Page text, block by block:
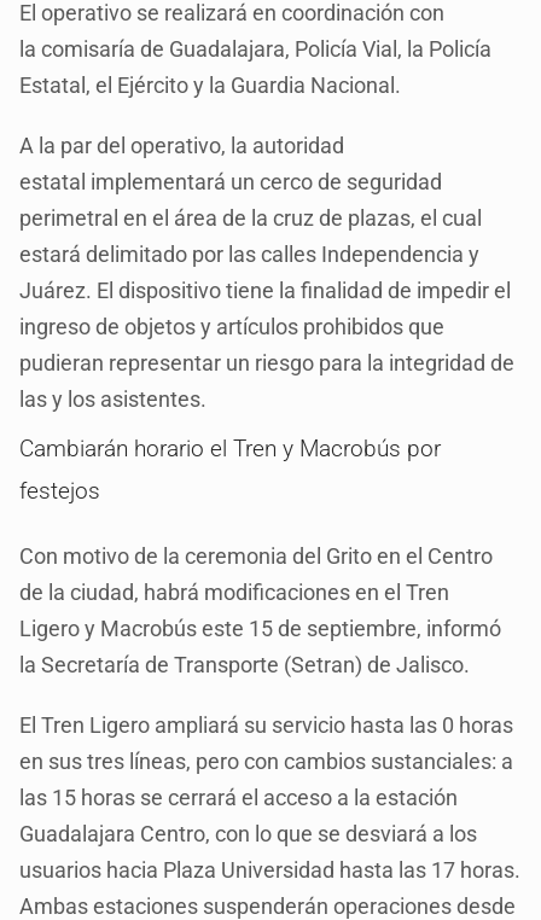
El operativo se realizará en coordinación con
la comisaría de Guadalajara, Policía Vial, la Policía
Estatal, el Ejército y la Guardia Nacional.
A la par del operativo, la autoridad
estatal implementará un cerco de seguridad
perimetral en el área de la cruz de plazas, el cual
estará delimitado por las calles Independencia y
Juárez. El dispositivo tiene la finalidad de impedir el
ingreso de objetos y artículos prohibidos que
pudieran representar un riesgo para la integridad de
las y los asistentes.
Cambiarán horario el Tren y Macrobús por
festejos
Con motivo de la ceremonia del Grito en el Centro
de la ciudad, habrá modificaciones en el Tren
Ligero y Macrobús este 15 de septiembre, informó
la Secretaría de Transporte (Setran) de Jalisco.
El Tren Ligero ampliará su servicio hasta las 0 horas
en sus tres líneas, pero con cambios sustanciales: a
las 15 horas se cerrará el acceso a la estación
Guadalajara Centro, con lo que se desviará a los
usuarios hacia Plaza Universidad hasta las 17 horas.
Ambas estaciones suspenderán operaciones desde